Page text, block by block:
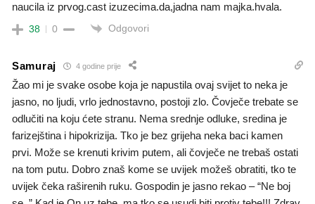
naucila iz prvog.cast izuzecima.da,jadna nam majka.hvala.
38 0 Odgovori
Samuraj 4 godine prije
Žao mi je svake osobe koja je napustila ovaj svijet to neka je
jasno, no ljudi, vrlo jednostavno, postoji zlo. Čovječe trebate se
odlučiti na koju ćete stranu. Nema srednje odluke, sredina je
farizejština i hipokrizija. Tko je bez grijeha neka baci kamen
prvi. Može se krenuti krivim putem, ali čovječe ne trebaš ostati
na tom putu. Dobro znaš kome se uvijek možeš obratiti, tko te
uvijek čeka raširenih ruku. Gospodin je jasno rekao – “Ne boj